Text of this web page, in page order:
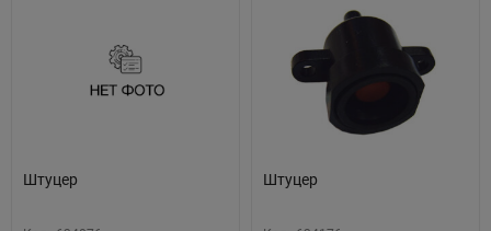
Штуцер Штуцер